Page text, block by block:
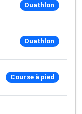
Duathlon
Duathlon
Course à pied